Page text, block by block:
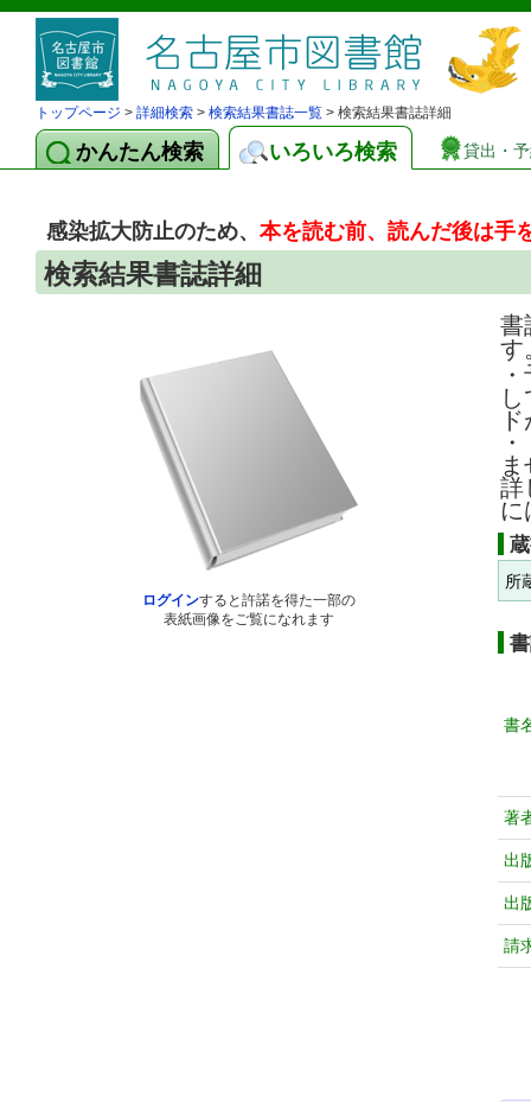
トップページ > 詳細検索 > 検索結果書誌一覧 > 検索結果書誌詳細
かんたん検索 いろいろ検索 貸出・
感染拡大防止のため、本を読む前、読んだ後は手
検索結果書誌詳細
ログインすると許諾を得た一部の
表紙画像をご覧になれます
書
す
詳
に
所
書
著
出
出
請